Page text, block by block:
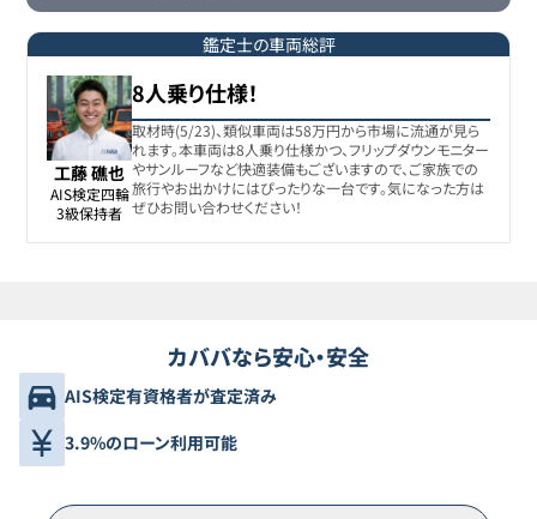
鑑定士の車両総評
工藤 礁也
AIS検定四輪
3級保持者
8人乗り仕様！
取材時(5/23)、類似車両は58万円から市場に流通が見ら
れます。本車両は8人乗り仕様かつ、フリップダウンモニター
やサンルーフなど快適装備もございますので、ご家族での
旅行やお出かけにはぴったりな一台です。気になった方は
ぜひお問い合わせください！
カババなら安心・安全
AIS検定有資格者が査定済み
3.9%のローン利用可能